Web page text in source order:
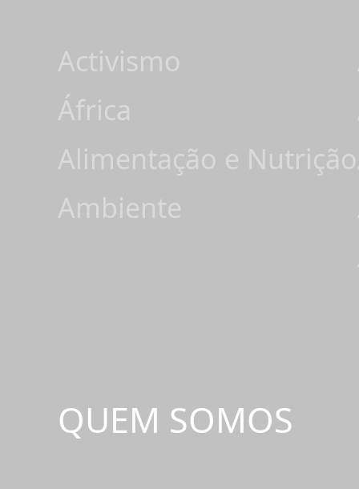
Activismo
África
Alimentação e Nutrição
Ambiente
QUEM SOMOS